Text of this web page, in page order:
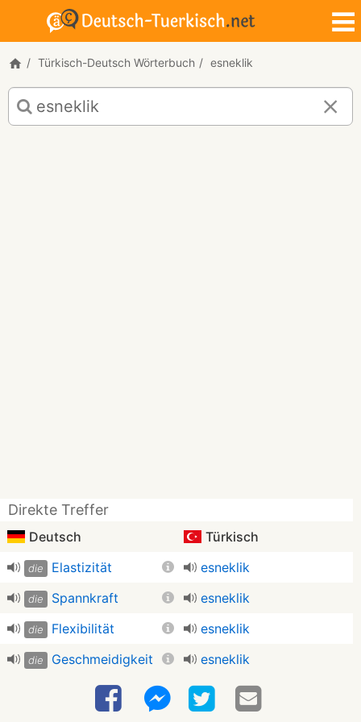
Türkisch-Deutsch Wörterbuch esneklik
Türkisch-
Deutsch
Übersetzung
Direkte Treffer
Deutsch Türkisch
die Elastizität esneklik
die Spannkraft esneklik
die Flexibilität esneklik
die Geschmeidigkeit esneklik